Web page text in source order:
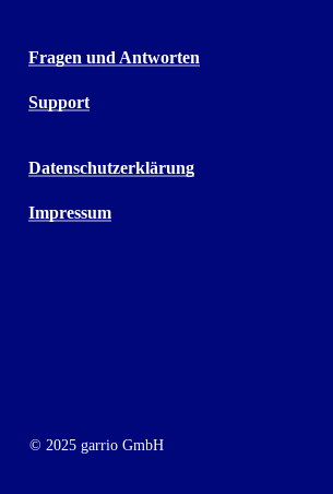
Fragen und Antworten
Support
Datenschutzerklärung
Impressum
© 2025 garrio GmbH